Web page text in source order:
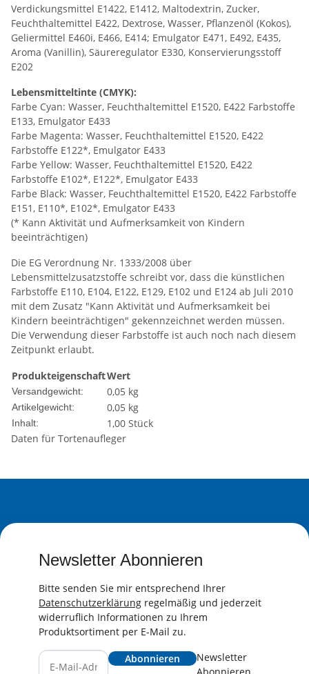
Verdickungsmittel E1422, E1412, Maltodextrin, Zucker,
Feuchthaltemittel E422, Dextrose, Wasser, Pflanzenöl (Kokos),
Geliermittel E460i, E466, E414; Emulgator E471, E492, E435,
Aroma (Vanillin), Säureregulator E330, Konservierungsstoff
E202
Lebensmitteltinte (CMYK):
Farbe Cyan: Wasser, Feuchthaltemittel E1520, E422 Farbstoffe
E133, Emulgator E433
Farbe Magenta: Wasser, Feuchthaltemittel E1520, E422
Farbstoffe E122*, Emulgator E433
Farbe Yellow: Wasser, Feuchthaltemittel E1520, E422
Farbstoffe E102*, E122*, Emulgator E433
Farbe Black: Wasser, Feuchthaltemittel E1520, E422 Farbstoffe
E151, E110*, E102*, Emulgator E433
(* Kann Aktivität und Aufmerksamkeit von Kindern
beeinträchtigen)
Die EG Verordnung Nr. 1333/2008 über
Lebensmittelzusatzstoffe schreibt vor, dass die künstlichen
Farbstoffe E110, E104, E122, E129, E102 und E124 ab Juli 2010
mit dem Zusatz "Kann Aktivität und Aufmerksamkeit bei
Kindern beeinträchtigen" gekennzeichnet werden müssen.
Die Verwendung dieser Farbstoffe ist auch noch nach diesem
Zeitpunkt erlaubt.
ProdukteigenschaftWert
Versandgewicht: 0,05 kg
Artikelgewicht: 0,05 kg
Inhalt:
1,00 Stück
Daten für Tortenaufleger
Newsletter Abonnieren
Bitte senden Sie mir entsprechend Ihrer
Datenschutzerklärung regelmäßig und jederzeit
widerruflich Informationen zu Ihrem
Produktsortiment per E-Mail zu.
Abonnieren
Newsletter